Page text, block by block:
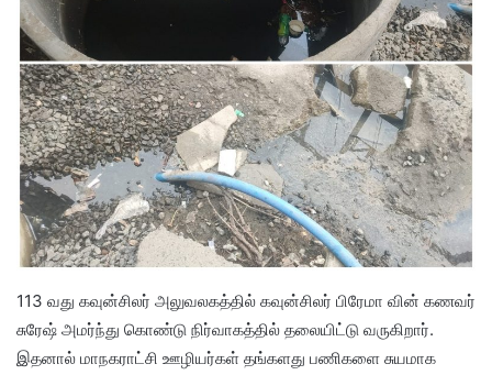
113 வது கவுன்சிலர் அலுவலகத்தில் கவுன்சிலர் பிரேமா வின் கணவர்
சுரேஷ் அமர்ந்து கொண்டு நிர்வாகத்தில் தலையிட்டு வருகிறார்.
இதனால் மாநகராட்சி ஊழியர்கள் தங்களது பணிகளை சுயமாக